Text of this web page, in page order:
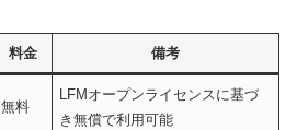
料金 備考
無料
LFMオープンライセンスに基づ
き無償で利用可能